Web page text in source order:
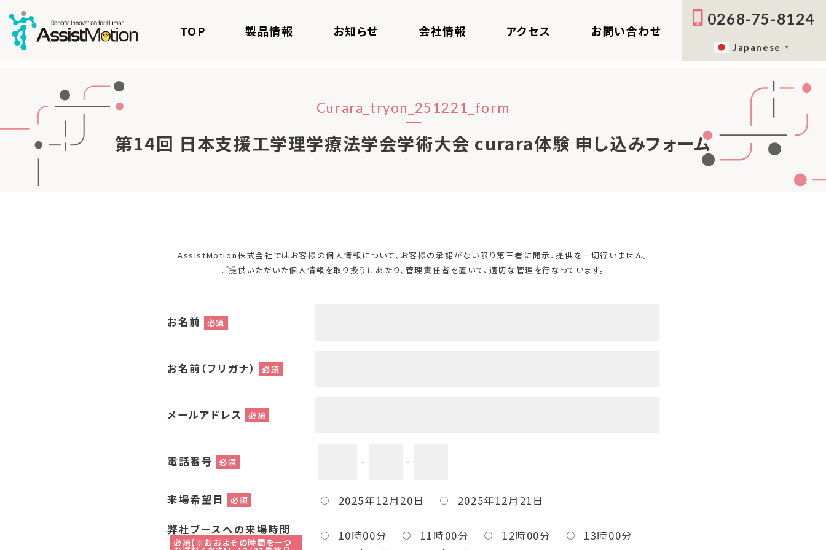
TOP 製品情報 お知らせ 会社情報 アクセス お問い合わせ
0268-75-8124
Japanese ▼
Curara_tryon_251221_form
第14回 日本支援工学理学療法学会学術大会 curara体験 申し込みフォーム
AssistMotion株式会社ではお客様の個人情報について、お客様の承諾がない限り第三者に開示、提供を一切行いません。
ご提供いただいた個人情報を取り扱うにあたり、管理責任者を置いて、適切な管理を行なっています。
お名前 必須
お名前（フリガナ） 必須
メールアドレス 必須
電話番号 必須 - -
来場希望日 必須 2025年12月20日
2025年12月21日
弊社ブースへの来場時間
必須(※おおよその時間を一つ 10時00分 11時00分 12時00分
13時00分